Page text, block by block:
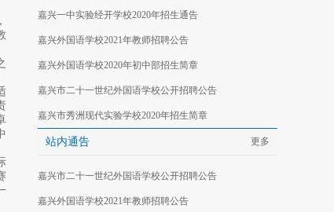
嘉兴一中实验经开学校2020年招生通告
嘉兴外国语学校2021年教师招聘公告
嘉兴外国语学校2020年初中部招生简章
嘉兴市二十一世纪外国语学校公开招聘公告
嘉兴市秀洲现代实验学校2020年招生简章
站内通告 更多
嘉兴市二十一世纪外国语学校公开招聘公告
嘉兴外国语学校2021年教师招聘公告